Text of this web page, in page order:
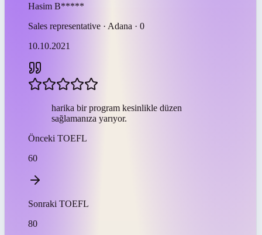
Hasim B*****
Sales representative · Adana · 0
10.10.2021
harika bir program kesinlikle düzen
sağlamanıza yarıyor.
Önceki TOEFL
60
Sonraki TOEFL
80